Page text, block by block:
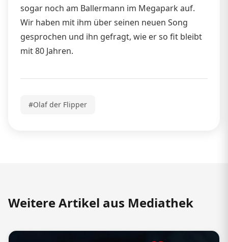
sogar noch am Ballermann im Megapark auf.
Wir haben mit ihm über seinen neuen Song
gesprochen und ihn gefragt, wie er so fit bleibt
mit 80 Jahren.
#Olaf der Flipper
Weitere Artikel aus Mediathek